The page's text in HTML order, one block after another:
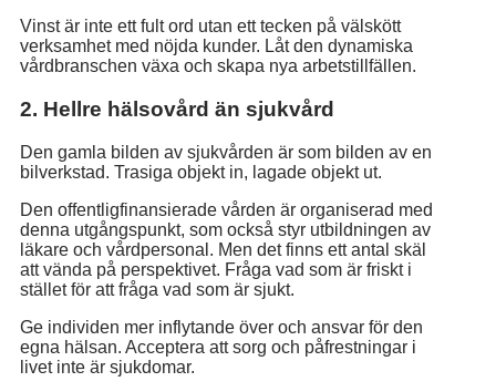
Vinst är inte ett fult ord utan ett tecken på välskött
verksamhet med nöjda kunder. Låt den dynamiska
vårdbranschen växa och skapa nya arbetstillfällen.
2. Hellre hälsovård än sjukvård
Den gamla bilden av sjukvården är som bilden av en
bilverkstad. Trasiga objekt in, lagade objekt ut.
Den offentligfinansierade vården är organiserad med
denna utgångspunkt, som också styr utbildningen av
läkare och vårdpersonal. Men det finns ett antal skäl
att vända på perspektivet. Fråga vad som är friskt i
stället för att fråga vad som är sjukt.
Ge individen mer inflytande över och ansvar för den
egna hälsan. Acceptera att sorg och påfrestningar i
livet inte är sjukdomar.